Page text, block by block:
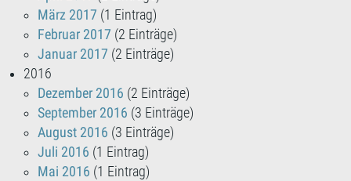
März 2017 (1 Eintrag)
Februar 2017 (2 Einträge)
Januar 2017 (2 Einträge)
2016
Dezember 2016 (2 Einträge)
September 2016 (3 Einträge)
August 2016 (3 Einträge)
Juli 2016 (1 Eintrag)
Mai 2016 (1 Eintrag)